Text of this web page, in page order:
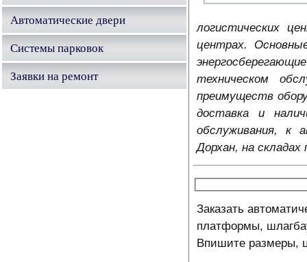
Автоматические двери
Системы парковок
Заявки на ремонт
логистических
центрах.
техническом
преимуществ
доставка и
обслуживания, к
Дорхан, на складах
Заказать
платформы,
Впишите размеры,